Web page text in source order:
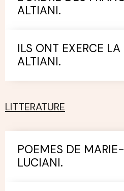
ALTIANI.
ILS ONT EXERCE LA
ALTIANI.
LITTERATURE
POEMES DE
LUCIANI.